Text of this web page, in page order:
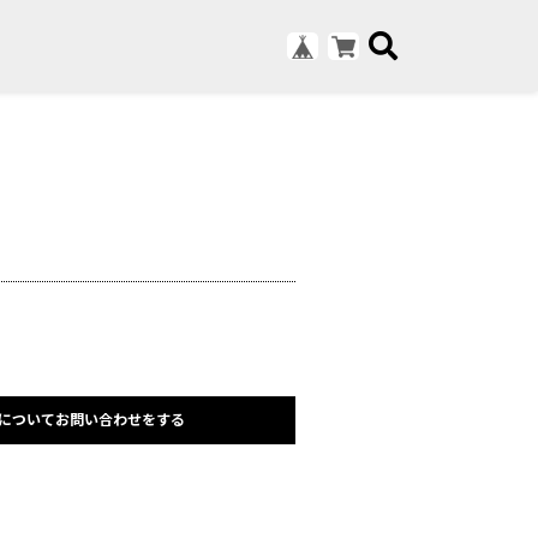
ついてお問い合わせをする